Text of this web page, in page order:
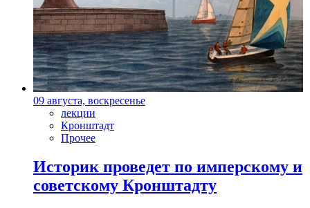
09 августа, воскресенье
лекции
Кронштадт
Прочее
Историк проведет по имперскому и
советскому Кронштадту